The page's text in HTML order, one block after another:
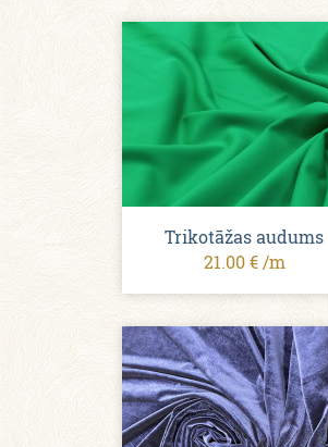
Trikotāžas audums
21.00 € /m